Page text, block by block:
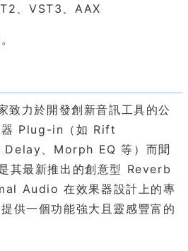
、VST3、AAX
力於開發創新音訊工具的公
器 Plug-in（如 Rift
、Morph EQ 等）而聞
其最新推出的創意型 Reverb
Audio 在效果器設計上的專
供一個功能強大且靈感豐富的